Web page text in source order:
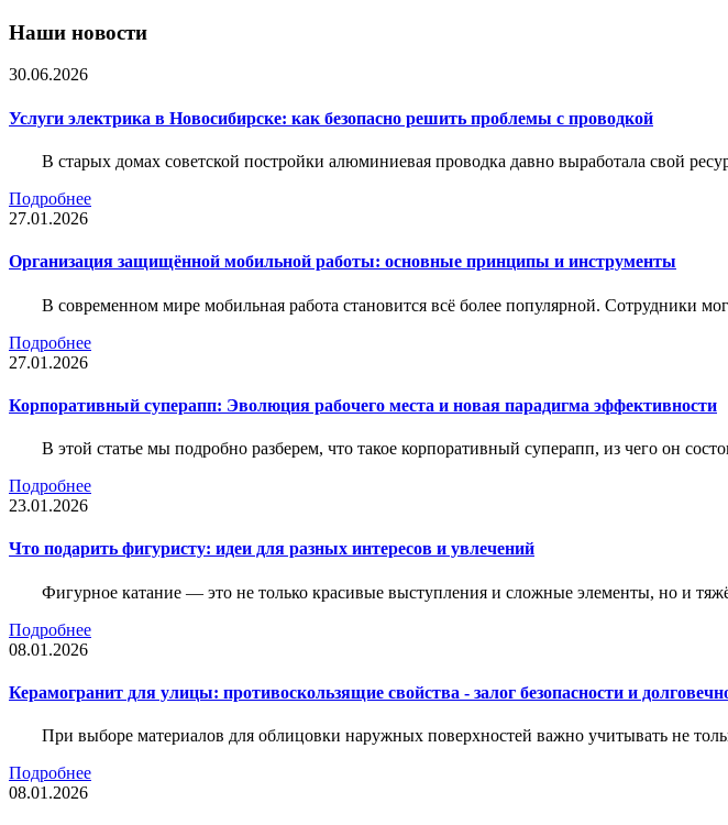
Наши новости
30.06.2026
Услуги электрика в Новосибирске: как безопасно решить проблемы с проводкой
В старых домах советской постройки алюминиевая проводка давно выработала свой
Подробнее
27.01.2026
Организация защищённой мобильной работы: основные принципы и инструменты
В современном мире мобильная работа становится всё более популярной. Сотрудники
Подробнее
27.01.2026
Корпоративный суперапп: Эволюция рабочего места и новая парадигма эффективности
В этой статье мы подробно разберем, что такое корпоративный суперапп, из чего он
Подробнее
23.01.2026
Что подарить фигуристу: идеи для разных интересов и увлечений
Фигурное катание — это не только красивые выступления и сложные элементы, но и
Подробнее
08.01.2026
Керамогранит для улицы: противоскользящие свойства - залог безопасности и
При выборе материалов для облицовки наружных поверхностей важно учитывать не
Подробнее
08.01.2026